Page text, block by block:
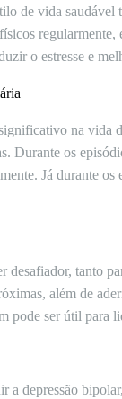
de vida saudável
o estresse e
na vida
Durante os
Já durante
desafiador, tanto
além de
pode ser útil para
a depressão